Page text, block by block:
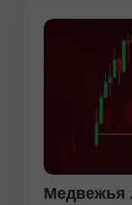
Медвежья